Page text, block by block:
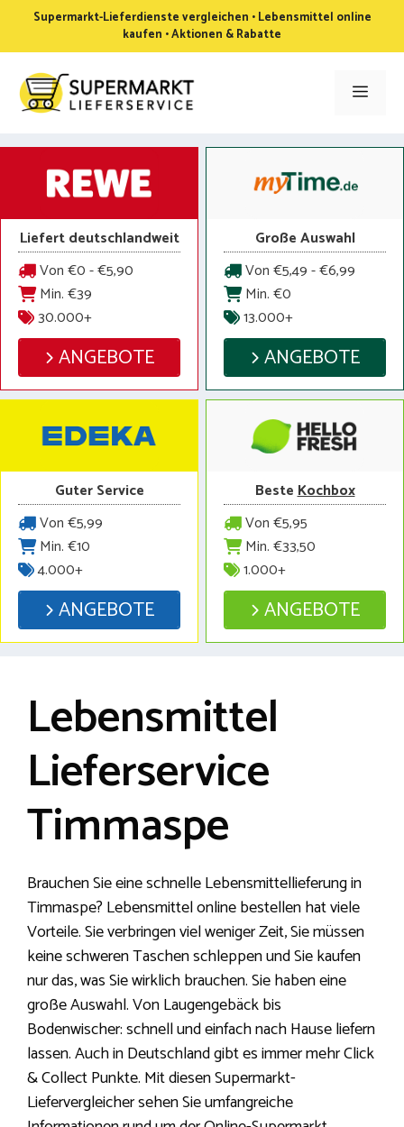
springen
Supermarkt-Lieferdienste vergleichen • Lebensmittel online
kaufen • Aktionen & Rabatte
Menü
Liefert deutschlandweit
Von €0 - €5,90
Min. €39
30.000+
ANGEBOTE
Große Auswahl
Von €5,49 - €6,99
Min. €0
13.000+
ANGEBOTE
Guter Service
Von €5,99
Min. €10
4.000+
ANGEBOTE
BesteKochbox
Von €5,95
Min. €33,50
1.000+
ANGEBOTE
Lebensmittel
Lieferservice
Timmaspe
Brauchen Sie eine schnelle Lebensmittellieferung in
Timmaspe? Lebensmittel online bestellen hat viele
Vorteile. Sie verbringen viel weniger Zeit, Sie müssen
keine schweren Taschen schleppen und Sie kaufen
nur das, was Sie wirklich brauchen. Sie haben eine
große Auswahl. Von Laugengebäck bis
Bodenwischer: schnell und einfach nach Hause liefern
lassen. Auch in Deutschland gibt es immer mehr Click
& Collect Punkte. Mit diesen Supermarkt-
Liefervergleicher sehen Sie umfangreiche